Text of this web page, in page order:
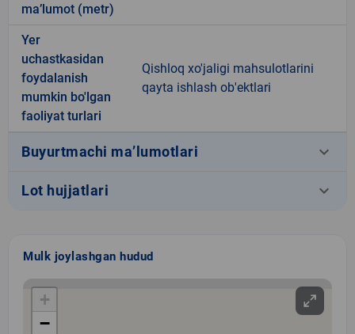
ma’lumot (metr)
Yer
uchastkasidan
foydalanish
mumkin bo'lgan
faoliyat turlari
Qishloq xo'jaligi mahsulotlarini
qayta ishlash ob'ektlari
Buyurtmachi ma’lumotlari keyboard_arrow_down
Lot hujjatlari keyboard_arrow_down
Mulk joylashgan hudud
+
−